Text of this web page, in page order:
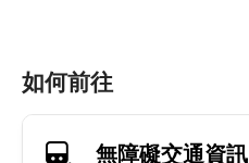
如何前往
無障礙交通資訊